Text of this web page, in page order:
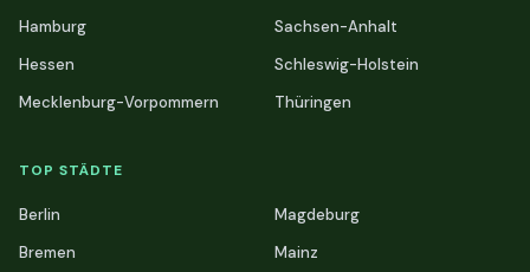
Hamburg
Hessen
Mecklenburg-Vorpommern
Sachsen-Anhalt
Schleswig-Holstein
Thüringen
TOP STÄDTE
Berlin
Bremen
Magdeburg
Mainz